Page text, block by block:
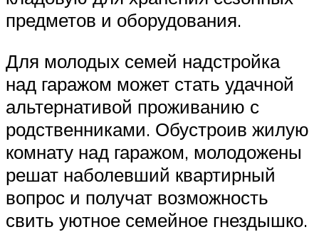
предметов и оборудования.
Для молодых семей надстройка
над гаражом может стать удачной
альтернативой проживанию с
родственниками. Обустроив жилую
комнату над гаражом, молодожены
решат наболевший квартирный
вопрос и получат возможность
свить уютное семейное гнездышко.